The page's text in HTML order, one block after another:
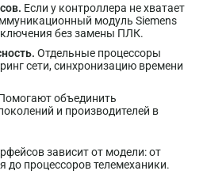
Если у контроллера не хватает
модуль Siemens
без замены ПЛК.
Отдельные процессоры
сети, синхронизацию времени
объединить
и производителей в
зависит от модели: от
до процессоров телемеханики.